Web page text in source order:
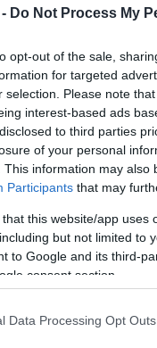
Do Not Process My
opt-out of the sale,
for targeted
selection. Please note
interest-based ads
to third parties
of your personal
This information may
Participants that may
that this website/app
but not limited to
to Google and its third-
consent section.
Data Processing Opt Outs
alatt várta a halált.
és
magnóra
később találtak
lábbelijén nyugszik
a vívódását
mi 80-an. Én is
fiolák, kés leszek
kiszédülök az
a második
Eszter, az
hagyó
belém, s tépnek ki